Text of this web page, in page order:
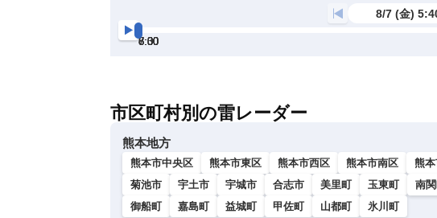
8/7 (金)
6:00
6:30
7:00
7:30
8:00
8:30
市区町村別の雷レーダー
熊本地方
熊本市中央区 熊本市東区 熊本市西区 熊本市南区 熊
菊池市
宇土市 宇城市 合志市 美里町 玉東町 南
御船町
嘉島町 益城町 甲佐町 山都町 氷川町